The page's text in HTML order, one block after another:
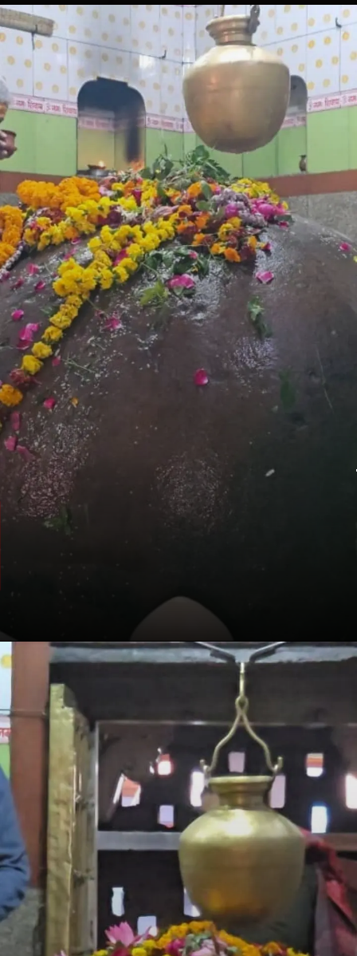
विश्व का इकलौता ऐसा शिवलिंग
यह विश्व का एकमात्र ऐसा स्वयंभू शिवलिंग है, जहां